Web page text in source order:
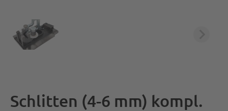
Schlitten (4-6 mm) kompl.